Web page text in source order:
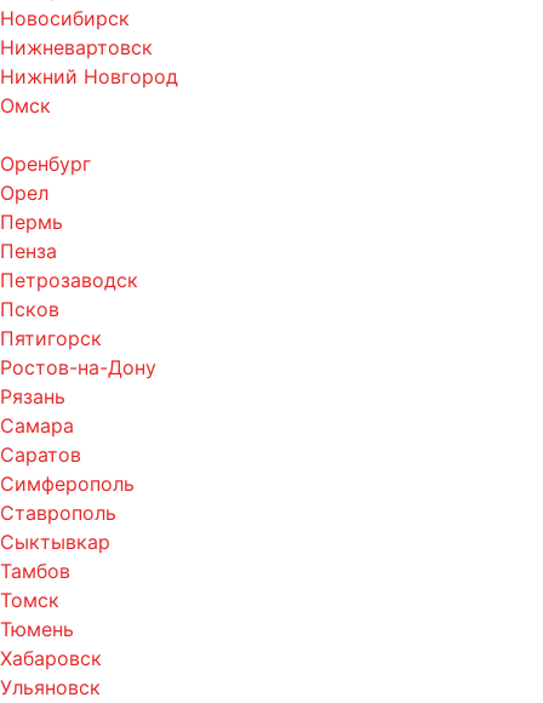
Новосибирск
Нижневартовск
Нижний Новгород
Омск
Оренбург
Орел
Пермь
Пенза
Петрозаводск
Псков
Пятигорск
Ростов-на-Дону
Рязань
Самара
Саратов
Симферополь
Ставрополь
Сыктывкар
Тамбов
Томск
Тюмень
Хабаровск
Ульяновск